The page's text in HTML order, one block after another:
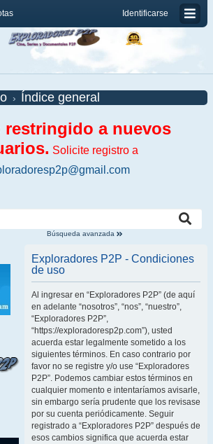
Identificarse
Índice general
restringido a nuevos
Solicite registro a
Búsqueda avanzada
Exploradores P2P - Condiciones
de uso
Al ingresar en “Exploradores P2P” (de aquí
en adelante “nosotros”, “nos”, “nuestro”,
“Exploradores P2P”,
“https://exploradoresp2p.com”), usted
acuerda estar legalmente sometido a los
siguientes términos. En caso contrario por
favor no se registre y/o use “Exploradores
P2P”. Podemos cambiar estos términos en
cualquier momento e intentaríamos avisarle,
sin embargo sería prudente que los revisase
por su cuenta periódicamente. Seguir
registrado a “Exploradores P2P” después de
esos cambios significa que acuerda estar